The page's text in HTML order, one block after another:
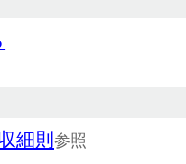
細則 参照